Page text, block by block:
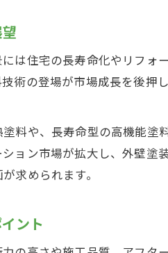
は住宅の長寿命化やリフ
術の登場が市場成長を後
料や、長寿命型の高機能
ョン市場が拡大し、外壁
求められます。
ント